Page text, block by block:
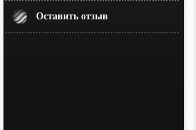
Оставить отзыв